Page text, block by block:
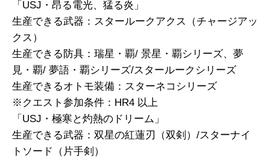
「USJ・昂る電光、猛る炎」
生産できる武器：スタールークアクス（チャージアッ
クス）
生産できる防具：瑞星・覇/ 景星・覇シリーズ、夢
見・覇/ 夢語・覇シリーズ/スタールークシリーズ
生産できるオトモ装備：スターネコシリーズ
※クエスト参加条件：HR4 以上
「USJ・極寒と灼熱のドリーム」
生産できる武器：双星の紅蓮刃（双剣）/スターナイ
トソード（片手剣）